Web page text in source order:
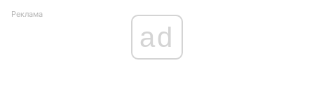
Реклама
ad